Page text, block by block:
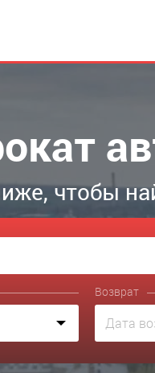
чтобы
Возврат